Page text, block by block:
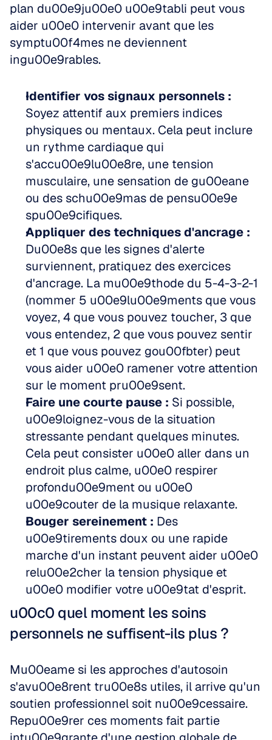
plan du00e9ju00e0 u00e9tabli peut vous
aider u00e0 intervenir avant que les
symptu00f4mes ne deviennent
ingu00e9rables.
Identifier vos signaux personnels :
Soyez attentif aux premiers indices
physiques ou mentaux. Cela peut inclure
un rythme cardiaque qui
s'accu00e9lu00e8re, une tension
musculaire, une sensation de gu00eane
ou des schu00e9mas de pensu00e9e
spu00e9cifiques.
Appliquer des techniques d'ancrage :
Du00e8s que les signes d'alerte
surviennent, pratiquez des exercices
d'ancrage. La mu00e9thode du 5-4-3-2-1
(nommer 5 u00e9lu00e9ments que vous
voyez, 4 que vous pouvez toucher, 3 que
vous entendez, 2 que vous pouvez sentir
et 1 que vous pouvez gou00fbter) peut
vous aider u00e0 ramener votre attention
sur le moment pru00e9sent.
Faire une courte pause : Si possible,
u00e9loignez-vous de la situation
stressante pendant quelques minutes.
Cela peut consister u00e0 aller dans un
endroit plus calme, u00e0 respirer
profondu00e9ment ou u00e0
u00e9couter de la musique relaxante.
Bouger sereinement : Des
u00e9tirements doux ou une rapide
marche d'un instant peuvent aider u00e0
relu00e2cher la tension physique et
u00e0 modifier votre u00e9tat d'esprit.
u00c0 quel moment les soins
personnels ne suffisent-ils plus ?
Mu00eame si les approches d'autosoin
s'avu00e8rent tru00e8s utiles, il arrive qu'un
soutien professionnel soit nu00e9cessaire.
Repu00e9rer ces moments fait partie